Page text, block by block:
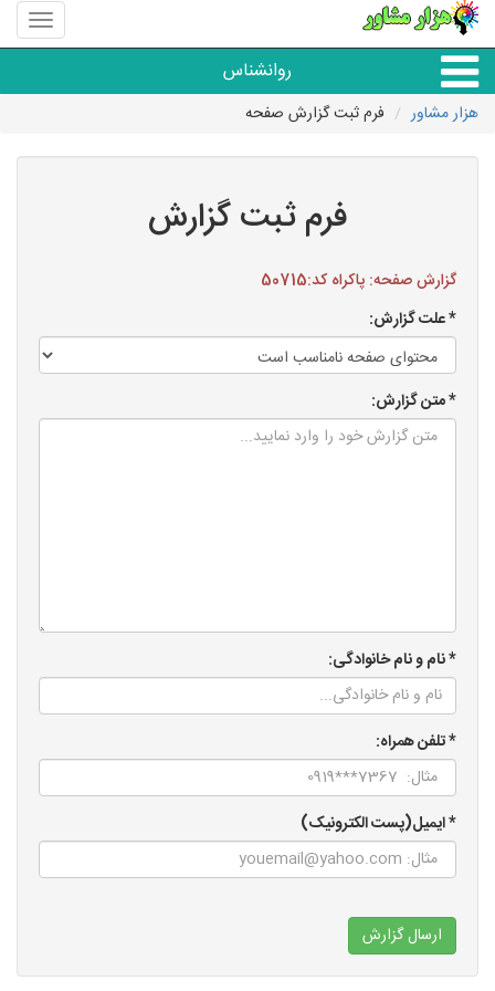
منوی
سایت
مشاور
روانشناس
گروه روانشناسی
هزار مشاور فرم ثبت گزارش صفحه
فرم ثبت گزارش
گزارش صفحه: پاکراه کد:50715
* علت گزارش:
* متن گزارش:
* نام و نام خانوادگی:
* تلفن همراه:
* ایمیل(پست الکترونیک)